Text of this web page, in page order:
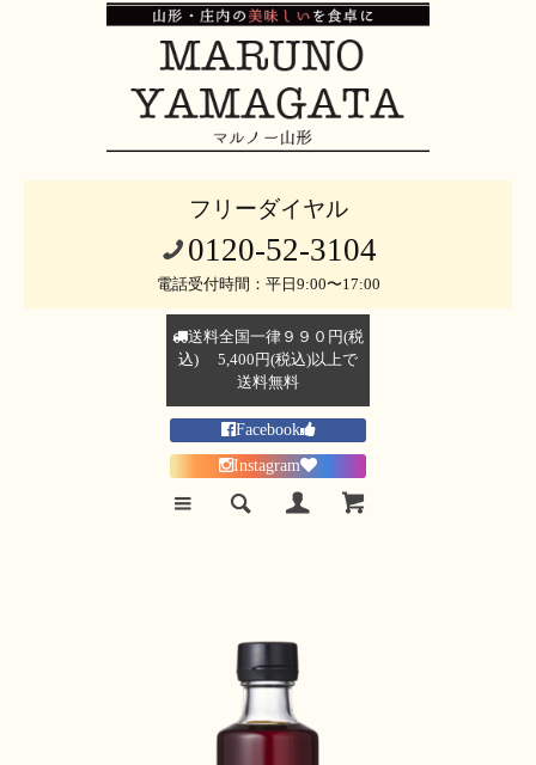
フリーダイヤル
0120-52-3104
電話受付時間：平日9:00〜17:00
送料全国一律９９０円(税
込) 5,400円(税込)以上で
送料無料
Facebook
Instagram